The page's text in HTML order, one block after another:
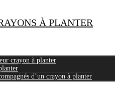
À PLANTER
crayon à planter
d’un crayon à planter